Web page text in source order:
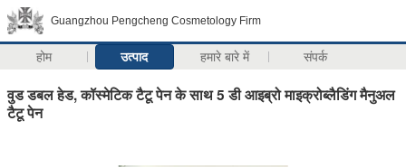
Guangzhou Pengcheng Cosmetology Firm
होम उत्पाद हमारे बारे में संपर्क
वुड डबल हेड, कॉस्मेटिक टैटू पेन के साथ 5 डी आइब्रो माइक्रोब्लैडिंग मैनुअल
टैटू पेन